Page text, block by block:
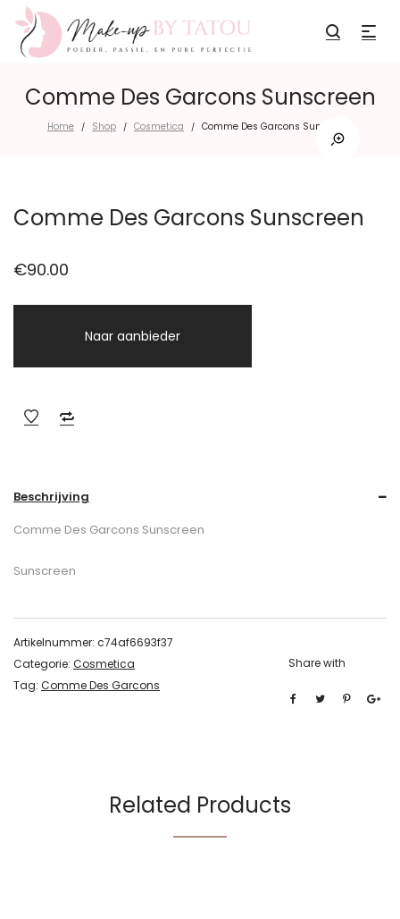
Comme Des Garcons Sunscreen
Home / Shop / Cosmetica / Comme Des Garcons Sunscreen
Comme Des Garcons Sunscreen
€90.00
Naar aanbieder
Beschrijving
Comme Des Garcons Sunscreen
Sunscreen
Artikelnummer: c74af6693f37
Categorie: Cosmetica
Tag: Comme Des Garcons
Share with
Related Products